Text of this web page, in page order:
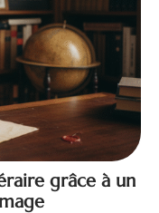
grâce à un